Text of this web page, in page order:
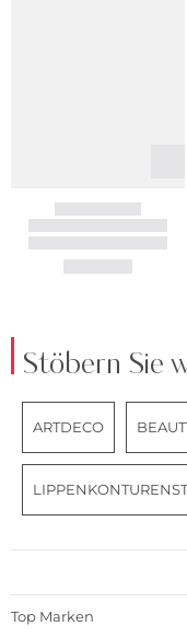
Stöbern Sie
ARTDECO
Top Marken